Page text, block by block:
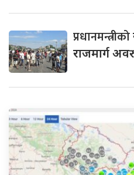
प्रधानमन्त्रीको
राजमार्ग